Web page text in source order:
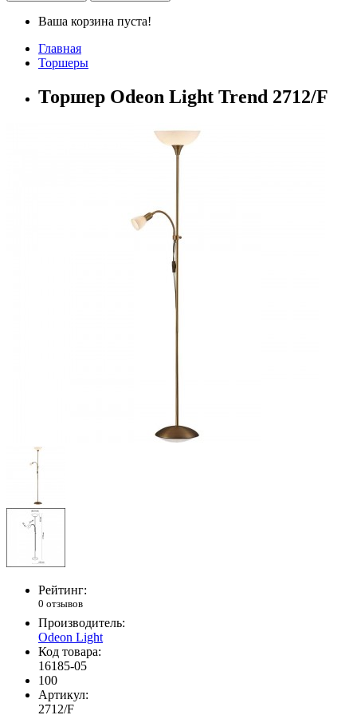
Ваша корзина пуста!
Главная
Торшеры
Торшер Odeon Light Trend 2712/F
Рейтинг:
0 отзывов
Производитель:
Odeon Light
Код товара:
16185-05
100
Артикул:
2712/F